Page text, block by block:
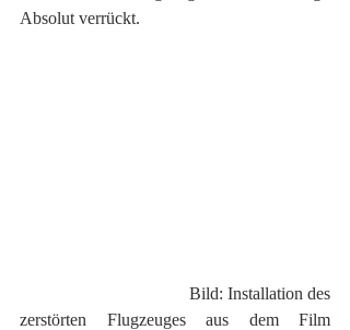
Absolut verrückt.
zerstörten Flugzeuges aus dem Film